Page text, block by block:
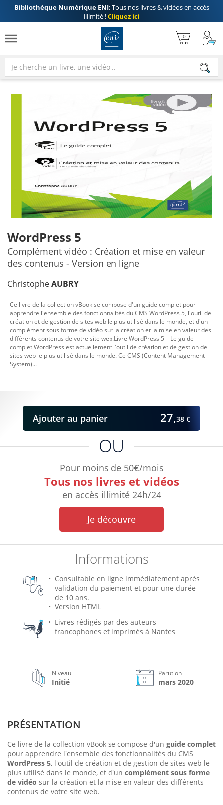
Bibliothèque Numérique ENI: Tous nos livres & vidéos en accès
illimité !Cliquez ici
WordPress 5
Complément vidéo : Création et mise en valeur
des contenus - Version en ligne
ChristopheAUBRY
OU
Pour moins de 50€/mois
Tous nos livres et vidéos
en accès illimité 24h/24
Je découvre
Informations
Consultable en ligne immédiatement après
validation du paiement et pour une durée
de 10 ans.
Version HTML
Livres rédigés par des auteurs
francophones et imprimés à Nantes
Ajouter au panier 27,38 €
Ce livre de la collection vBook se compose d'un guide complet pour
apprendre l'ensemble des fonctionnalités du CMS WordPress 5, l'outil de
création et de gestion de sites web le plus utilisé dans le monde, et d'un
complément sous forme de vidéo sur la création et la mise en valeur des
différents contenus de votre site web.Livre WordPress 5 – Le guide
complet WordPress est actuellement l'outil de création et de gestion de
sites web le plus utilisé dans le monde. Ce CMS (Content Management
System)...
Niveau
Initié
Parution
mars 2020
PRÉSENTATION
Ce livre de la collection vBook se compose d'un guide complet
pour apprendre l'ensemble des fonctionnalités du CMS
WordPress 5, l'outil de création et de gestion de sites web le
plus utilisé dans le monde, et d'un complément sous forme
de vidéo sur la création et la mise en valeur des différents
contenus de votre site web.